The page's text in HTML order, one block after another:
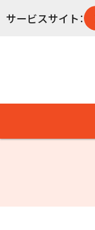
サービスサイト：